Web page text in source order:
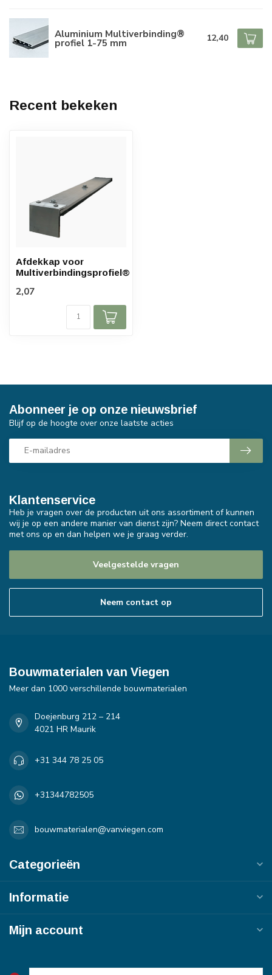
Aluminium Multiverbinding®
profiel 1-75 mm 12,40
Recent bekeken
Afdekkap voor
Multiverbindingsprofiel®
2,07
Klantenservice
Heb je vragen over de producten uit ons assortiment of kunnen
wij je op een andere manier van dienst zijn? Neem direct contact
met ons op en dan helpen we je graag verder.
Veelgestelde vragen
Neem contact op
Abonneer je op onze nieuwsbrief
Blijf op de hoogte over onze laatste acties
Bouwmaterialen van Viegen
Meer dan 1000 verschillende bouwmaterialen
Doejenburg 212 – 214
4021 HR Maurik
+31 344 78 25 05
+31344782505
bouwmaterialen@vanviegen.com
Categorieën
Informatie
Mijn account